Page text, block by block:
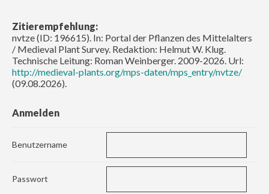
Zitierempfehlung:
nvtze (ID: 196615). In: Portal der Pflanzen des Mittelalters
/ Medieval Plant Survey. Redaktion: Helmut W. Klug.
Technische Leitung: Roman Weinberger. 2009-2026. Url:
http://medieval-plants.org/mps-daten/mps_entry/nvtze/
(09.08.2026).
Anmelden
Benutzername
Passwort